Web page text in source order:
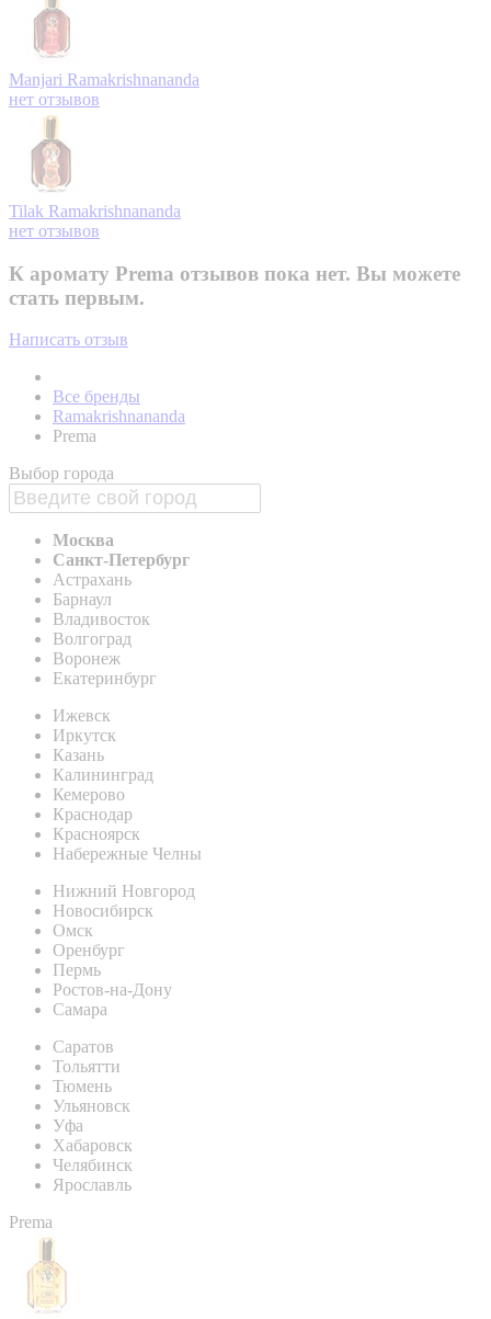
Manjari Ramakrishnananda
нет отзывов
Tilak Ramakrishnananda
нет отзывов
К аромату Prema отзывов пока нет. Вы можете
стать первым.
Написать отзыв
Все бренды
Ramakrishnananda
Prema
Выбор города
Москва
Санкт-Петербург
Астрахань
Барнаул
Владивосток
Волгоград
Воронеж
Екатеринбург
Ижевск
Иркутск
Казань
Калининград
Кемерово
Краснодар
Красноярск
Набережные Челны
Нижний Новгород
Новосибирск
Омск
Оренбург
Пермь
Ростов-на-Дону
Самара
Саратов
Тольятти
Тюмень
Ульяновск
Уфа
Хабаровск
Челябинск
Ярославль
Prema